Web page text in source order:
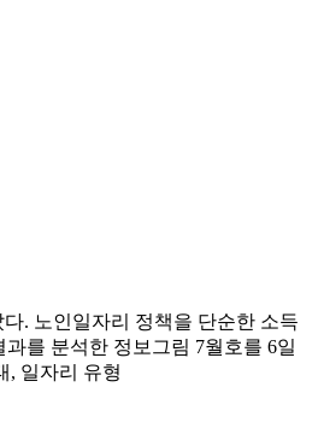
. 노인일자리 정책을 단순한 소득
를 분석한 정보그림 7월호를 6일
, 일자리 유형